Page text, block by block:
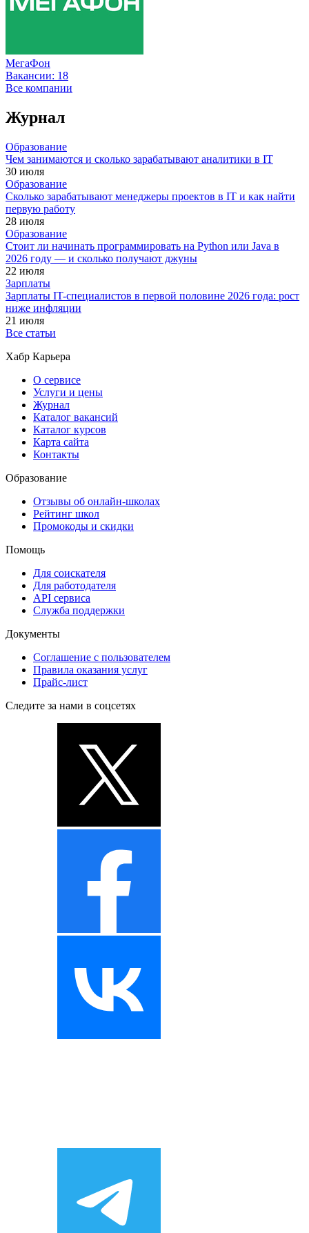
МегаФон
Вакансии: 18
Все компании
Журнал
Образование
Чем занимаются и сколько зарабатывают аналитики в IT
30 июля
Образование
Сколько зарабатывают менеджеры проектов в IT и как найти
первую работу
28 июля
Образование
Стоит ли начинать программировать на Python или Java в
2026 году — и сколько получают джуны
22 июля
Зарплаты
Зарплаты IT-специалистов в первой половине 2026 года: рост
ниже инфляции
21 июля
Все статьи
Хабр Карьера
О сервисе
Услуги и цены
Журнал
Каталог вакансий
Каталог курсов
Карта сайта
Контакты
Образование
Отзывы об онлайн-школах
Рейтинг школ
Промокоды и скидки
Помощь
Для соискателя
Для работодателя
API сервиса
Служба поддержки
Документы
Соглашение с пользователем
Правила оказания услуг
Прайс-лист
Следите за нами в соцсетях